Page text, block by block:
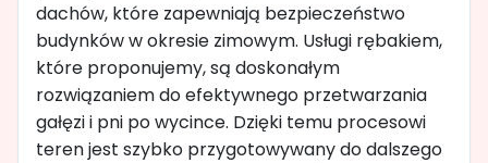
dachów, które zapewniają bezpieczeństwo
budynków w okresie zimowym. Usługi rębakiem,
które proponujemy, są doskonałym
rozwiązaniem do efektywnego przetwarzania
gałęzi i pni po wycince. Dzięki temu procesowi
teren jest szybko przygotowywany do dalszego